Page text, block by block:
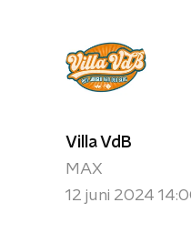
Villa VdB
MAX
12 juni 2024